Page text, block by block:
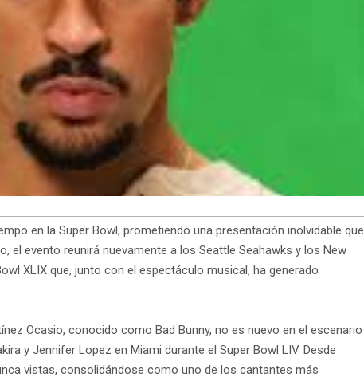
en la Super Bowl, prometiendo una presentación inolvidable que
el evento reunirá nuevamente a los Seattle Seahawks y los New
XLIX que, junto con el espectáculo musical, ha generado
Ocasio, conocido como Bad Bunny, no es nuevo en el escenario
y Jennifer Lopez en Miami durante el Super Bowl LIV. Desde
vistas, consolidándose como uno de los cantantes más